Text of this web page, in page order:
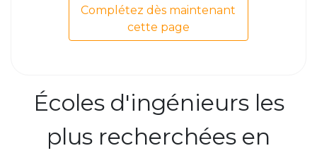
Complétez dès maintenant
cette page
Écoles d'ingénieurs les
plus recherchées en